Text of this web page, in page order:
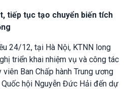
tiếp tục tạo chuyển biến tích
24/12, tại Hà Nội, KTNN long
triển khai nhiệm vụ và công tác
Ban Chấp hành Trung ương
hội Nguyễn Đức Hải đến dự